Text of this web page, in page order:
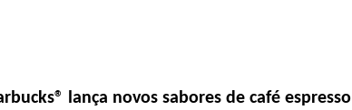
lança novos sabores de café espresso